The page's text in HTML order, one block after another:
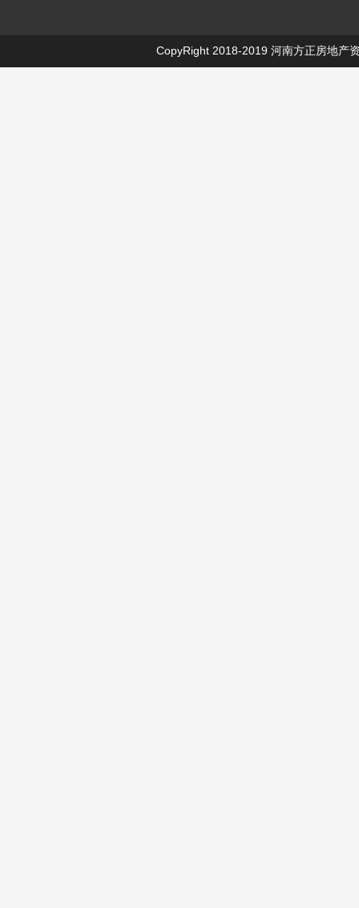
CopyRight 2018-2019 河南方正房地产